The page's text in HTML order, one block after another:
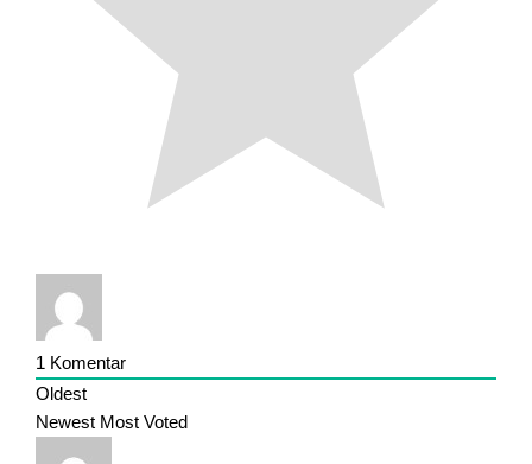
1 Komentar
Oldest
Newest Most Voted